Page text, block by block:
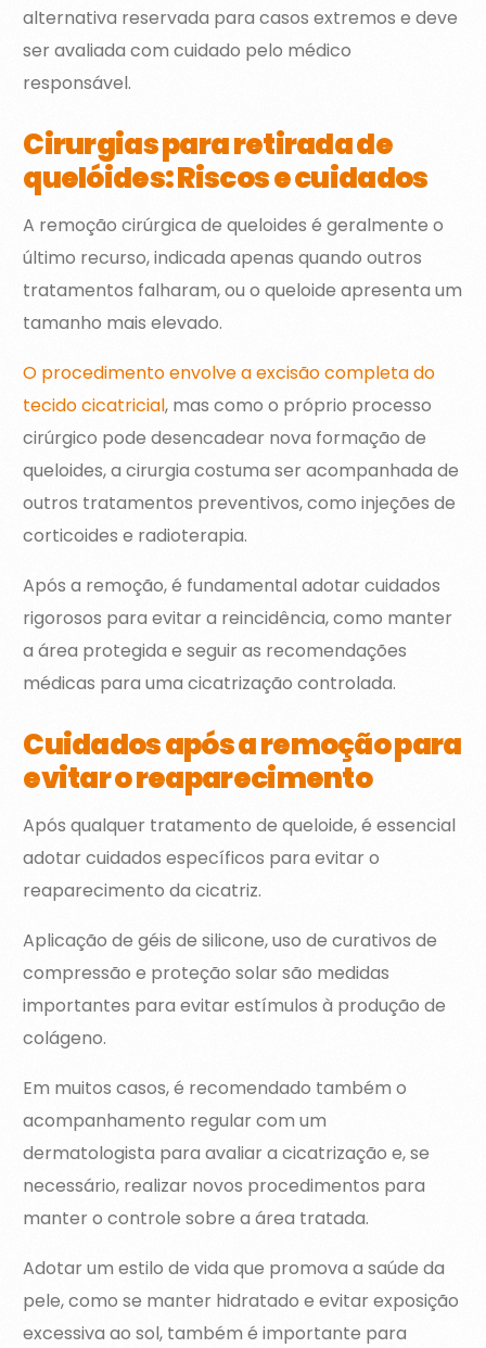
alternativa reservada para casos extremos e deve
ser avaliada com cuidado pelo médico
responsável.
Cirurgias para retirada de
quelóides: Riscos e cuidados
A remoção cirúrgica de queloides é geralmente o
último recurso, indicada apenas quando outros
tratamentos falharam, ou o queloide apresenta um
tamanho mais elevado.
O procedimento envolve a excisão completa do
tecido cicatricial, mas como o próprio processo
cirúrgico pode desencadear nova formação de
queloides, a cirurgia costuma ser acompanhada de
outros tratamentos preventivos, como injeções de
corticoides e radioterapia.
Após a remoção, é fundamental adotar cuidados
rigorosos para evitar a reincidência, como manter
a área protegida e seguir as recomendações
médicas para uma cicatrização controlada.
Cuidados após a remoção para
evitar o reaparecimento
Após qualquer tratamento de queloide, é essencial
adotar cuidados específicos para evitar o
reaparecimento da cicatriz.
Aplicação de géis de silicone, uso de curativos de
compressão e proteção solar são medidas
importantes para evitar estímulos à produção de
colágeno.
Em muitos casos, é recomendado também o
acompanhamento regular com um
dermatologista para avaliar a cicatrização e, se
necessário, realizar novos procedimentos para
manter o controle sobre a área tratada.
Adotar um estilo de vida que promova a saúde da
pele, como se manter hidratado e evitar exposição
excessiva ao sol, também é importante para